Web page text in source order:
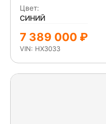
Цвет:
СИНИЙ
7 389 000 ₽
VIN: HX3033